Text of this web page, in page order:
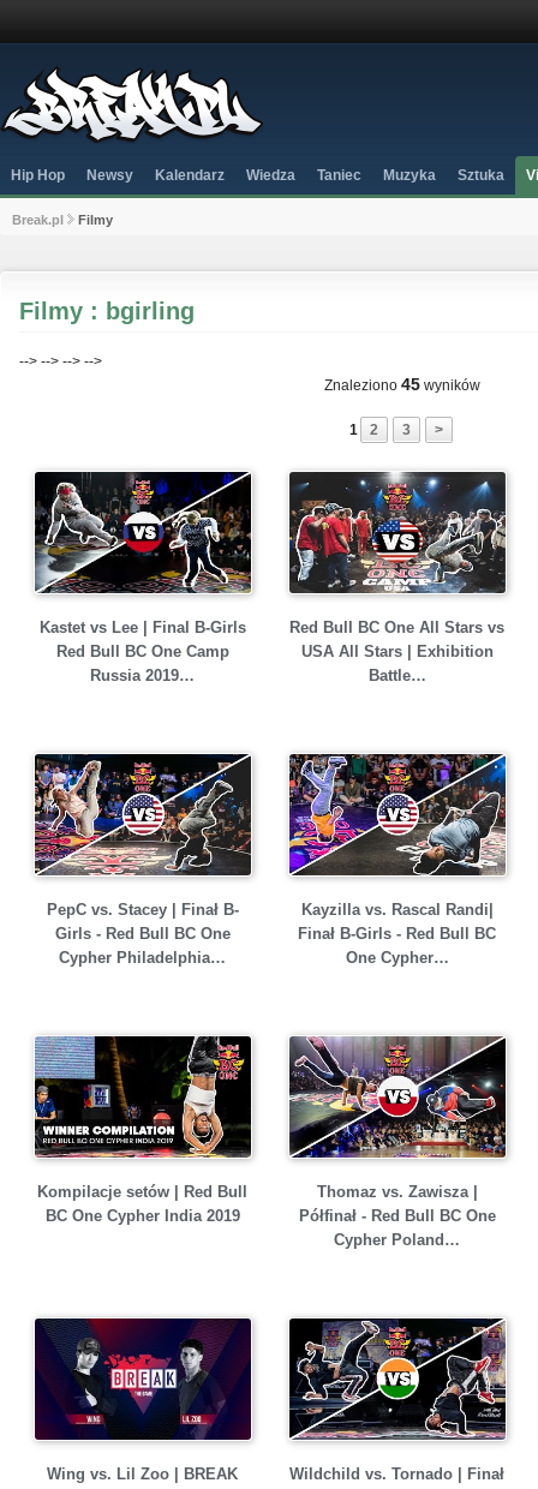
Hip Hop Newsy Kalendarz Wiedza Taniec Muzyka Sztuka
Break.pl Filmy
Filmy : bgirling
--> --> --> -->
Znaleziono 45 wyników
1 2 3 >
Kastet vs Lee | Final B-Girls
Red Bull BC One Camp
Russia 2019…
Red Bull BC One All Stars vs
USA All Stars | Exhibition
Battle…
PepC vs. Stacey | Finał B-
Girls - Red Bull BC One
Cypher Philadelphia…
Kayzilla vs. Rascal Randi|
Finał B-Girls - Red Bull BC
One Cypher…
Kompilacje setów | Red Bull
BC One Cypher India 2019
Thomaz vs. Zawisza |
Półfinał - Red Bull BC One
Cypher Poland…
Wing vs. Lil Zoo | BREAK
Wildchild vs. Tornado | Finał